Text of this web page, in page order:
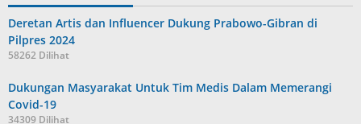
Deretan Artis dan Influencer Dukung Prabowo-Gibran di
Pilpres 2024
58262 Dilihat
Dukungan Masyarakat Untuk Tim Medis Dalam Memerangi
Covid-19
34309 Dilihat